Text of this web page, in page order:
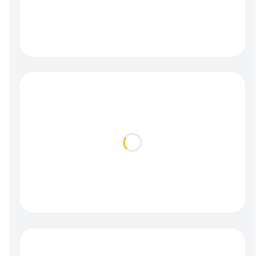
Loading...